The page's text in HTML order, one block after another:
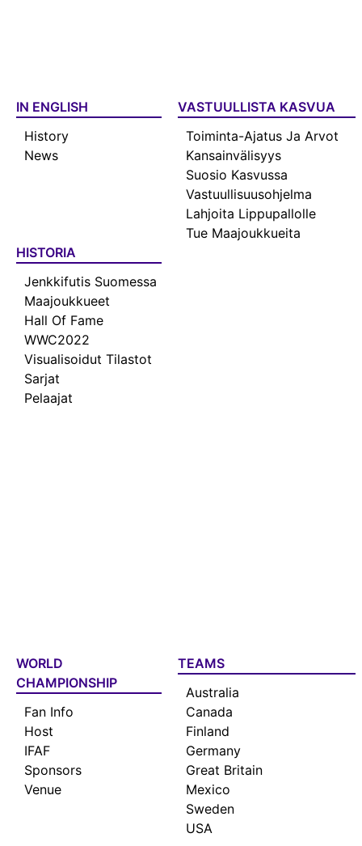
IN ENGLISH
History
News
VASTUULLISTA KASVUA
Toiminta-Ajatus Ja Arvot
Kansainvälisyys
Suosio Kasvussa
Vastuullisuusohjelma
Lahjoita Lippupallolle
Tue Maajoukkueita
HISTORIA
Jenkkifutis Suomessa
Maajoukkueet
Hall Of Fame
WWC2022
Visualisoidut Tilastot
Sarjat
Pelaajat
WORLD
CHAMPIONSHIP
Fan Info
Host
IFAF
Sponsors
Venue
TEAMS
Australia
Canada
Finland
Germany
Great Britain
Mexico
Sweden
USA